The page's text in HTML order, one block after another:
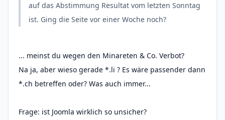
auf das Abstimmung Resultat vom letzten Sonntag
ist. Ging die Seite vor einer Woche noch?
... meinst du wegen den Minareten & Co. Verbot?
Na ja, aber wieso gerade *.li ? Es wäre passender dann
*.ch betreffen oder? Was auch immer...
Frage: ist Joomla wirklich so unsicher?